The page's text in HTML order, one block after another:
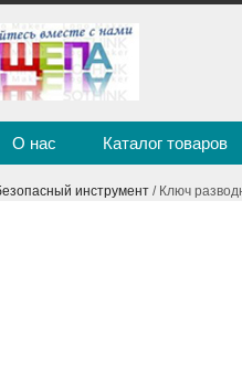
О нас Каталог товаров
инструмент / Ключ